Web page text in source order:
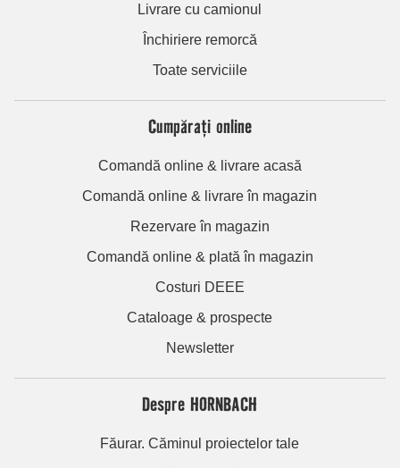
Livrare cu camionul
Închiriere remorcă
Toate serviciile
Cumpărați online
Comandă online & livrare acasă
Comandă online & livrare în magazin
Rezervare în magazin
Comandă online & plată în magazin
Costuri DEEE
Cataloage & prospecte
Newsletter
Despre HORNBACH
Făurar. Căminul proiectelor tale